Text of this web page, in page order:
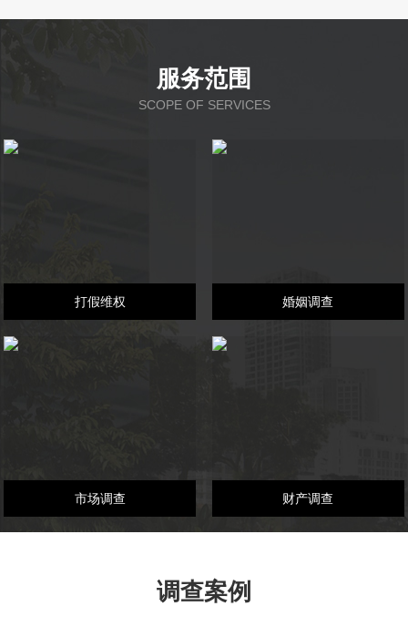
服务范围
SCOPE OF SERVICES
打假维权 婚姻调查
市场调查 财产调查
调查案例